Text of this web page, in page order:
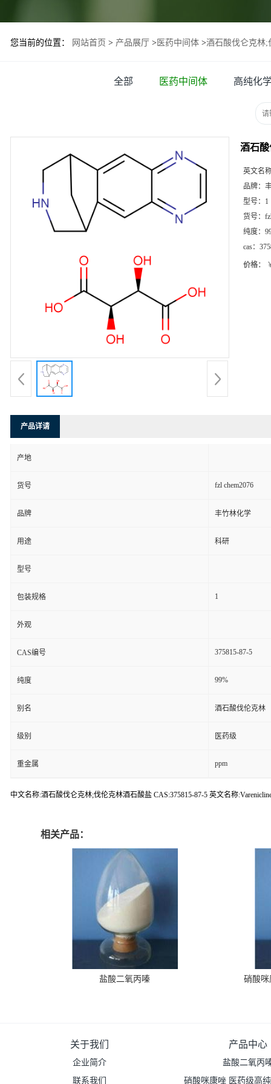
您当前的位置： 网站首页 > 产品展厅 > 医药中间体 >酒石酸伐仑克林;
全部 医药中间体 高纯化
酒石
英文名称
品牌：
型号： 1
货号：
纯度：
cas：
价格：
产品详请
产地
货号 fzl chem2076
品牌 丰竹林化学
用途 科研
型号
包装规格 1
外观
CAS编号 375815-87-5
纯度 99%
别名 酒石酸伐伦克林
级别 医药级
重金属 ppm
中文名称:酒石酸伐仑克林;伐伦克林酒石酸盐 CAS:375815-87-5 英文名称
相关产品：
盐酸二氧丙嗪 硝酸咪
关于我们
企业简介
联系我们
产品中心
盐酸二氧丙
硝酸咪康唑 医药级高